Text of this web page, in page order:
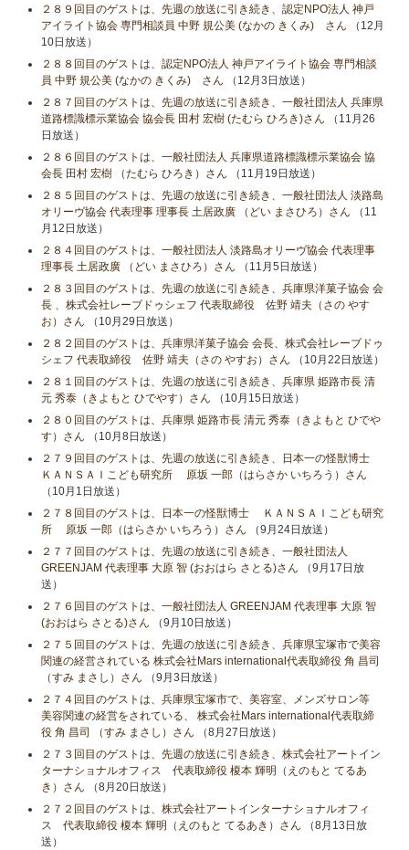
２８９回目のゲストは、先週の放送に引き続き、認定NPO法人 神戸
アイライト協会 専門相談員 中野 規公美 (なかの きくみ) さん （12月
10日放送）
２８８回目のゲストは、認定NPO法人 神戸アイライト協会 専門相談
員 中野 規公美 (なかの きくみ) さん （12月3日放送）
２８７回目のゲストは、先週の放送に引き続き、一般社団法人 兵庫県
道路標識標示業協会 協会長 田村 宏樹 (たむら ひろき)さん （11月26
日放送）
２８６回目のゲストは、一般社団法人 兵庫県道路標識標示業協会 協
会長 田村 宏樹 （たむら ひろき）さん （11月19日放送）
２８５回目のゲストは、先週の放送に引き続き、一般社団法人 淡路島
オリーヴ協会 代表理事 理事長 土居政廣 （どい まさひろ）さん （11
月12日放送）
２８４回目のゲストは、一般社団法人 淡路島オリーヴ協会 代表理事
理事長 土居政廣 （どい まさひろ）さん （11月5日放送）
２８３回目のゲストは、先週の放送に引き続き、兵庫県洋菓子協会 会
長 、株式会社レーブドゥシェフ 代表取締役 佐野 靖夫（さの やす
お）さん （10月29日放送）
２８２回目のゲストは、兵庫県洋菓子協会 会長、株式会社レーブドゥ
シェフ 代表取締役 佐野 靖夫（さの やすお）さん （10月22日放送）
２８１回目のゲストは、先週の放送に引き続き、兵庫県 姫路市長 清
元 秀泰（きよもと ひでやす）さん （10月15日放送）
２８０回目のゲストは、兵庫県 姫路市長 清元 秀泰（きよもと ひでや
す）さん （10月8日放送）
２７９回目のゲストは、先週の放送に引き続き、日本一の怪獣博士
ＫＡＮＳＡＩこども研究所 原坂 一郎（はらさか いちろう）さん
（10月1日放送）
２７８回目のゲストは、日本一の怪獣博士 ＫＡＮＳＡＩこども研究
所 原坂 一郎（はらさか いちろう）さん （9月24日放送）
２７７回目のゲストは、先週の放送に引き続き、一般社団法人
GREENJAM 代表理事 大原 智 (おおはら さとる)さん （9月17日放
送）
２７６回目のゲストは、一般社団法人 GREENJAM 代表理事 大原 智
(おおはら さとる)さん （9月10日放送）
２７５回目のゲストは、先週の放送に引き続き、兵庫県宝塚市で美容
関連の経営されている 株式会社Mars international代表取締役 角 昌司
（すみ まさし）さん （9月3日放送）
２７４回目のゲストは、兵庫県宝塚市で、美容室、メンズサロン等
美容関連の経営をされている、 株式会社Mars international代表取締
役 角 昌司 （すみ まさし）さん （8月27日放送）
２７３回目のゲストは、先週の放送に引き続き、株式会社アートイン
ターナショナルオフィス 代表取締役 榎本 輝明（えのもと てるあ
き）さん （8月20日放送）
２７２回目のゲストは、株式会社アートインターナショナルオフィ
ス 代表取締役 榎本 輝明（えのもと てるあき）さん （8月13日放
送）